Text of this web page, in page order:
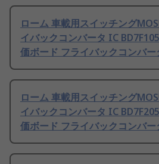
ローム 車載用スイッチング
イバックコンバータ IC
価ボード フライバックコンバー
ローム 車載用スイッチング
イバックコンバータ IC
価ボード フライバックコンバー